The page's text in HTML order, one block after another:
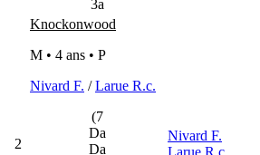
3a
2
Knockonwood
M • 4 ans • P
Nivard F. /Larue R.c.
(7
Da
Da
Nivard F.
Larue R.c.